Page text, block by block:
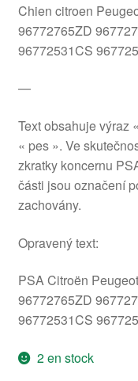
Chien citroen
96772765ZD
96772531CS
—
Text obsahuje výraz
« pes ». Ve
zkratky koncernu
části jsou označení
zachovány.
Opravený text:
PSA Citroën Peugeot
96772765ZD
96772531CS
2 en stock